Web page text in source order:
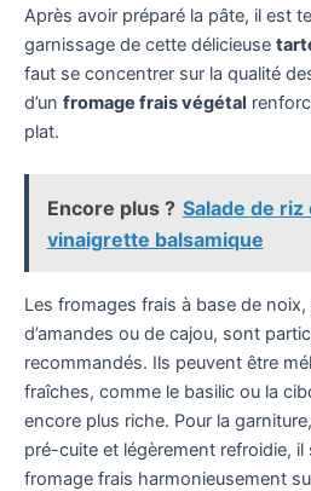
Après avoir préparé la pâte, il est
garnissage de cette délicieuse
faut se concentrer sur la qualité
d’un fromage frais végétal
plat.
Encore plus ? Salade de
vinaigrette balsamique
Les fromages frais à base de
d’amandes ou de cajou, sont
recommandés. Ils peuvent être
fraîches, comme le basilic ou la
encore plus riche. Pour la
pré-cuite et légèrement refroidie,
fromage frais harmonieusement